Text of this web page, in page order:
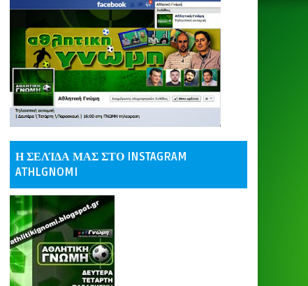
Η ΣΕΛΊΔΑ ΜΑΣ ΣΤΟ INSTAGRAM
ATHLGNOMI